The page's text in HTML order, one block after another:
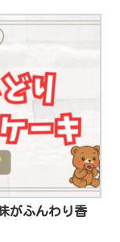
がふんわり香